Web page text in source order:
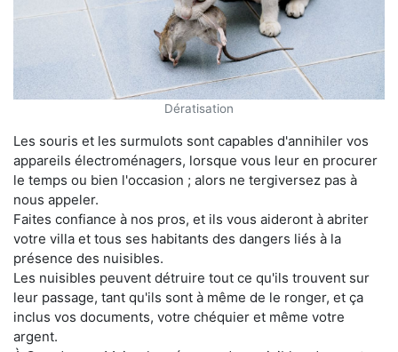
Dératisation
Les souris et les surmulots sont capables d'annihiler vos
appareils électroménagers, lorsque vous leur en procurer
le temps ou bien l'occasion ; alors ne tergiversez pas à
nous appeler.
Faites confiance à nos pros, et ils vous aideront à abriter
votre villa et tous ses habitants des dangers liés à la
présence des nuisibles.
Les nuisibles peuvent détruire tout ce qu'ils trouvent sur
leur passage, tant qu'ils sont à même de le ronger, et ça
inclus vos documents, votre chéquier et même votre
argent.